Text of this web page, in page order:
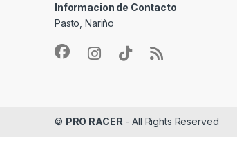
Informacion de Contacto
Pasto, Nariño
© PRO RACER - All Rights Reserved